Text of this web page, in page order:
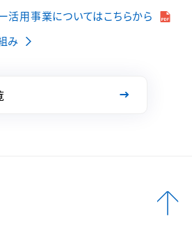
活用事業についてはこちらから
み